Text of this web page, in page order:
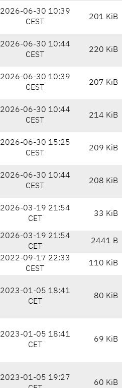
2026-06-30 10:39
CEST
201 KiB
2026-06-30 10:44
CEST
220 KiB
2026-06-30 10:39
CEST
207 KiB
2026-06-30 10:44
CEST
214 KiB
2026-06-30 15:25
CEST
209 KiB
2026-06-30 10:44
CEST
208 KiB
2026-03-19 21:54
CET
33 KiB
2026-03-19 21:54
CET
2441 B
2022-09-17 22:33
CEST
110 KiB
2023-01-05 18:41
CET
80 KiB
2023-01-05 18:41
CET
69 KiB
2023-01-05 19:27
60 KiB